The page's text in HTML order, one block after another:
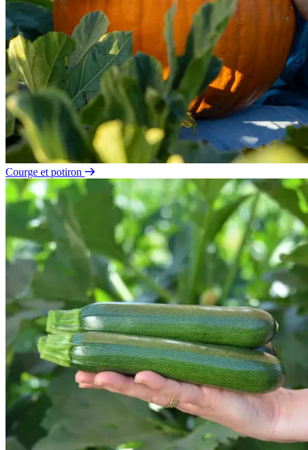
Courge et potiron